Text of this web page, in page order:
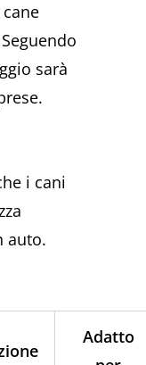
sarà
i cani
auto.
Adatto